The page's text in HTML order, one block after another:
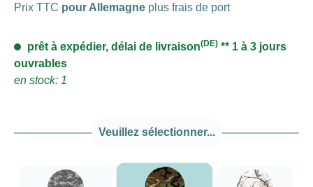
Prix TTC pour Allemagne plus frais de port
prêt à expédier, délai de livraison(DE) ** 1 à 3 jours
ouvrables
en stock: 1
Veuillez sélectionner...
###Camouflage numérique###LensCoat###Camouflage vert forêt###LensCoat
###Realtree AP